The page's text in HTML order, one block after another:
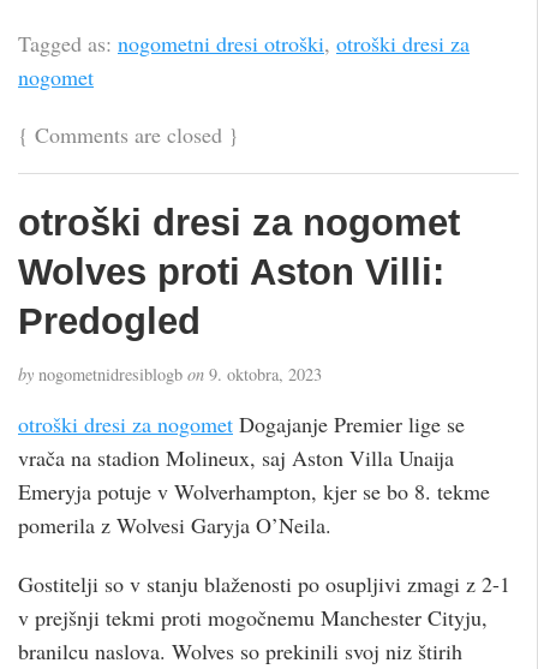
Tagged as: nogometni dresi otroški, otroški dresi za
nogomet
{ Comments are closed }
otroški dresi za nogomet
Wolves proti Aston Villi:
Predogled
by nogometnidresiblogb on 9. oktobra, 2023
otroški dresi za nogomet Dogajanje Premier lige se
vrača na stadion Molineux, saj Aston Villa Unaija
Emeryja potuje v Wolverhampton, kjer se bo 8. tekme
pomerila z Wolvesi Garyja O’Neila.
Gostitelji so v stanju blaženosti po osupljivi zmagi z 2-1
v prejšnji tekmi proti mogočnemu Manchester Cityju,
branilcu naslova. Wolves so prekinili svoj niz štirih